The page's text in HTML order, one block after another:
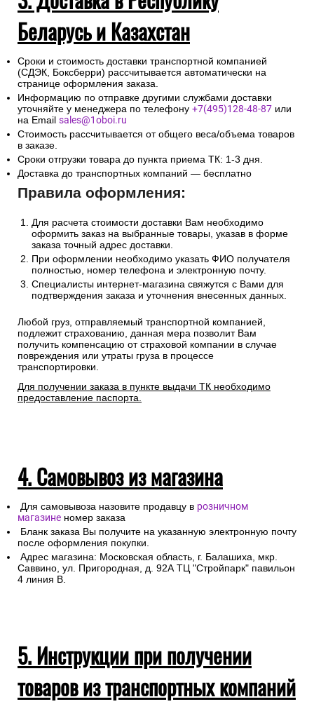
Беларусь и Казахстан
Сроки и стоимость доставки транспортной компанией
(СДЭК, Боксберри) рассчитывается автоматически на
странице оформления заказа.
Информацию по отправке другими службами доставки
уточняйте у менеджера по телефону +7(495)128-48-87 или
на Email sales@1oboi.ru
Стоимость рассчитывается от общего веса/объема товаров
в заказе.
Сроки отгрузки товара до пункта приема ТК: 1-3 дня.
Доставка до транспортных компаний — бесплатно
Правила оформления:
Для расчета стоимости доставки Вам необходимо
оформить заказ на выбранные товары, указав в форме
заказа точный адрес доставки.
При оформлении необходимо указать ФИО получателя
полностью, номер телефона и электронную почту.
Специалисты интернет-магазина свяжутся с Вами для
подтверждения заказа и уточнения внесенных данных.
Любой груз, отправляемый транспортной компанией,
подлежит страхованию, данная мера позволит Вам
получить компенсацию от страховой компании в случае
повреждения или утраты груза в процессе
транспортировки.
Для получении заказа в пункте выдачи ТК необходимо
предоставление паспорта.
4. Самовывоз из магазина
Для самовывоза назовите продавцу в розничном
магазине номер заказа
Бланк заказа Вы получите на указанную электронную почту
после оформления покупки.
Адрес магазина: Московская область, г. Балашиха, мкр.
Саввино, ул. Пригородная, д. 92А ТЦ "Стройпарк" павильон
4 линия В.
5. Инструкции при получении
товаров из транспортных компаний